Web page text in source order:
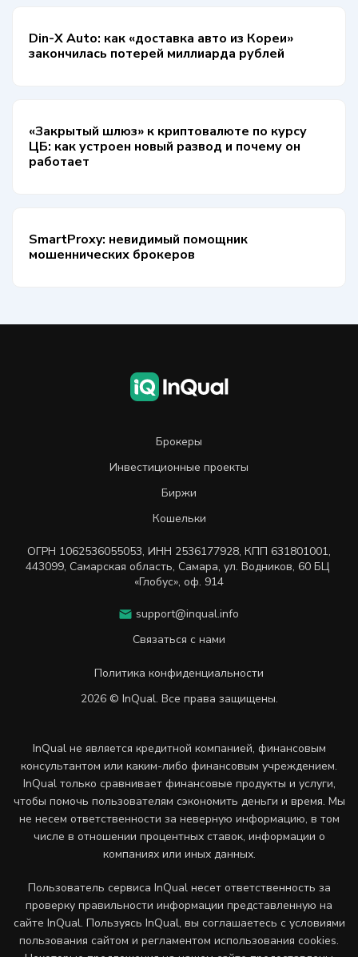
Din-X Auto: как «доставка авто из Кореи»
закончилась потерей миллиарда рублей
«Закрытый шлюз» к криптовалюте по курсу
ЦБ: как устроен новый развод и почему он
работает
SmartProxy: невидимый помощник
мошеннических брокеров
Брокеры
Инвестиционные проекты
Биржи
Кошельки
ОГРН 1062536055053, ИНН 2536177928, КПП 631801001,
443099, Самарская область, Самара, ул. Водников, 60 БЦ
«Глобус», оф. 914
support@inqual.info
Связаться с нами
Политика конфиденциальности
2026 © InQual. Все права защищены.
InQual не является кредитной компанией, финансовым
консультантом или каким-либо финансовым учреждением.
InQual только сравнивает финансовые продукты и услуги,
чтобы помочь пользователям сэкономить деньги и время. Мы
не несем ответственности за неверную информацию, в том
числе в отношении процентных ставок, информации о
компаниях или иных данных.
Пользователь сервиса InQual несет ответственность за
проверку правильности информации представленную на
сайте InQual. Пользуясь InQual, вы соглашаетесь с условиями
пользования сайтом и регламентом использования cookies.